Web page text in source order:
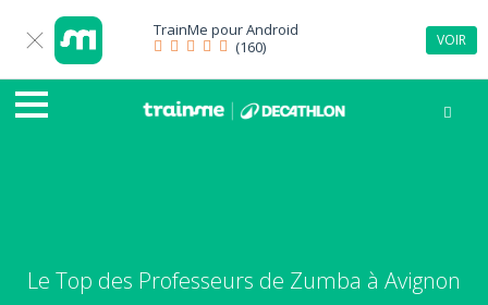
TrainMe pourAndroid
(160)
VOIR
Le Top des Professeurs de Zumba à Avignon